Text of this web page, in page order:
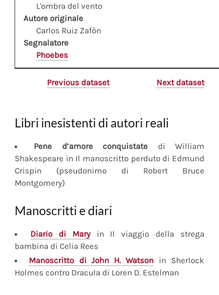
L'ombra del vento
Autore originale
Carlos Ruiz Zafòn
Segnalatore
Phoebes
Previous dataset Next dataset
Libri inesistenti di autori reali
Pene d’amore conquistate di William
Shakespeare in Il manoscritto perduto di Edmund
Crispin (pseudonimo di Robert Bruce
Montgomery)
Manoscritti e diari
Diariodi Maryin Il viaggio della strega
bambina di Celia Rees
Manoscritto di John H. Watson in Sherlock
Holmes contro Dracula di Loren D. Estelman